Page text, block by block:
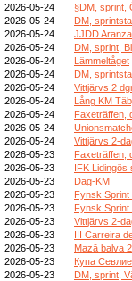
2026-05-24
§DM, sprint,
2026-05-24
DM,
2026-05-24
JJDD
2026-05-24
DM, sprint,
2026-05-24
Lämmeltåget
2026-05-24
DM,
2026-05-24
Vittjärvs 2
2026-05-24
Lång KM
2026-05-24
Faxeträffen,
2026-05-24
2026-05-24
Vittjärvs 2-
2026-05-23
Faxeträffen,
2026-05-23
IFK Lidingös
2026-05-23
Dag-KM
2026-05-23
Fynsk Sprint
2026-05-23
Fynsk Sprint
2026-05-23
Vittjärvs 2-
2026-05-23
III Carreira
2026-05-23
Mazā balva
2026-05-23
Купа
2026-05-23
DM, sprint,